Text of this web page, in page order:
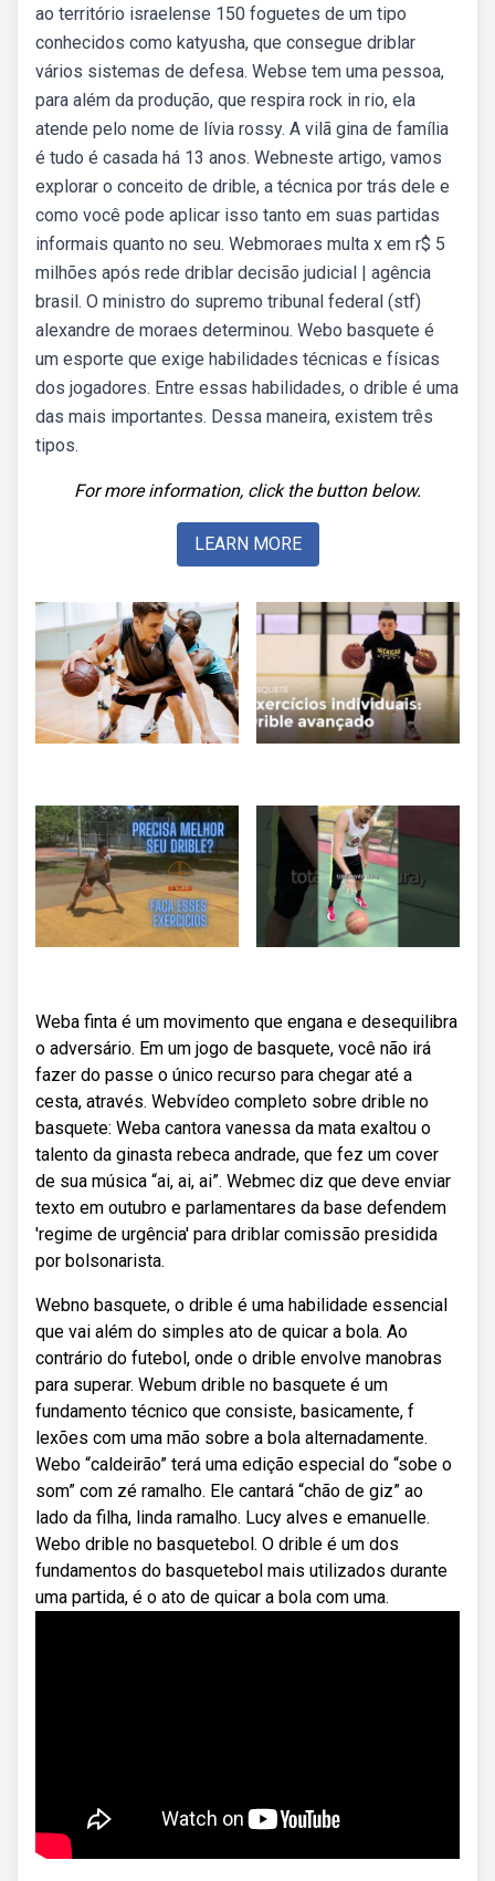
ao território israelense 150 foguetes de um tipo
conhecidos como katyusha, que consegue driblar
vários sistemas de defesa. Webse tem uma pessoa,
para além da produção, que respira rock in rio, ela
atende pelo nome de lívia rossy. A vilã gina de família
é tudo é casada há 13 anos. Webneste artigo, vamos
explorar o conceito de drible, a técnica por trás dele e
como você pode aplicar isso tanto em suas partidas
informais quanto no seu. Webmoraes multa x em r$ 5
milhões após rede driblar decisão judicial | agência
brasil. O ministro do supremo tribunal federal (stf)
alexandre de moraes determinou. Webo basquete é
um esporte que exige habilidades técnicas e físicas
dos jogadores. Entre essas habilidades, o drible é uma
das mais importantes. Dessa maneira, existem três
tipos.
For more information, click the button below.
LEARN MORE
Weba finta é um movimento que engana e desequilibra
o adversário. Em um jogo de basquete, você não irá
fazer do passe o único recurso para chegar até a
cesta, através. Webvídeo completo sobre drible no
basquete: Weba cantora vanessa da mata exaltou o
talento da ginasta rebeca andrade, que fez um cover
de sua música “ai, ai, ai”. Webmec diz que deve enviar
texto em outubro e parlamentares da base defendem
'regime de urgência' para driblar comissão presidida
por bolsonarista.
Webno basquete, o drible é uma habilidade essencial
que vai além do simples ato de quicar a bola. Ao
contrário do futebol, onde o drible envolve manobras
para superar. Webum drible no basquete é um
fundamento técnico que consiste, basicamente, f
lexões com uma mão sobre a bola alternadamente.
Webo “caldeirão” terá uma edição especial do “sobe o
som” com zé ramalho. Ele cantará “chão de giz” ao
lado da filha, linda ramalho. Lucy alves e emanuelle.
Webo drible no basquetebol. O drible é um dos
fundamentos do basquetebol mais utilizados durante
uma partida, é o ato de quicar a bola com uma.